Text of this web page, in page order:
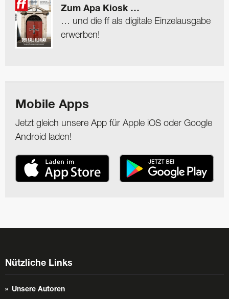
Zum Apa Kiosk …
… und die ff als digitale Einzelausgabe
erwerben!
Mobile Apps
Jetzt gleich unsere App für Apple iOS oder Google
Android laden!
Nützliche Links
Unsere Autoren